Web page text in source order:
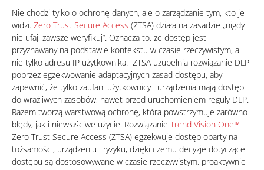
Nie chodzi tylko o ochronę danych, ale o zarządzanie tym, kto je
widzi. Zero Trust Secure Access
Products
(ZTSA) działa na zasadzie „nigdy
nie ufaj, zawsze weryfikuj”. Oznacza to, że dostęp jest
przyznawany na podstawie kontekstu w czasie rzeczywistym, a
nie tylko adresu IP użytkownika. ZTSA uzupełnia rozwiązanie DLP
poprzez egzekwowanie adaptacyjnych zasad dostępu, aby
zapewnić, że tylko zaufani użytkownicy i urządzenia mają dostęp
do wrażliwych zasobów, nawet przed uruchomieniem reguły DLP.
Razem tworzą warstwową ochronę, która powstrzymuje zarówno
błędy, jak i niewłaściwe użycie. Rozwiązanie Trend Vision One™
One-Platform
Zero Trust Secure Access (ZTSA) egzekwuje dostęp oparty na
tożsamości, urządzeniu i ryzyku, dzięki czemu decyzje dotyczące
dostępu są dostosowywane w czasie rzeczywistym, proaktywnie